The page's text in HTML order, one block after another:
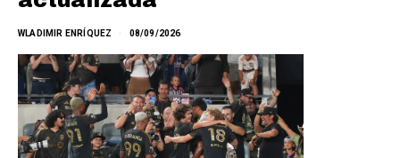
WLADIMIR ENRÍQUEZ 08/09/2026